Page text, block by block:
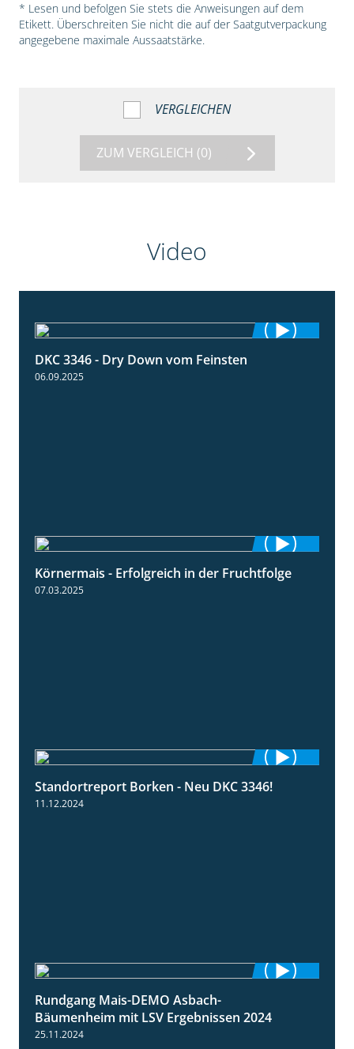
* Lesen und befolgen Sie stets die Anweisungen auf dem
Etikett. Überschreiten Sie nicht die auf der Saatgutverpackung
angegebene maximale Aussaatstärke.
VERGLEICHEN
ZUM VERGLEICH (0)
Video
DKC 3346 - Dry Down vom Feinsten
06.09.2025
2:31
Körnermais - Erfolgreich in der Fruchtfolge
07.03.2025
1:38
Standortreport Borken - Neu DKC 3346!
11.12.2024
Rundgang Mais-DEMO Asbach-
Bäumenheim mit LSV Ergebnissen 2024
25.11.2024